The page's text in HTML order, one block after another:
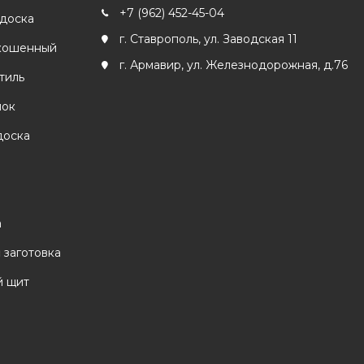
щит
+7 (962) 452-45-04
г. Ставрополь, ул. Заводская 11
г. Армавир, ул. Железнодорожная, д.76